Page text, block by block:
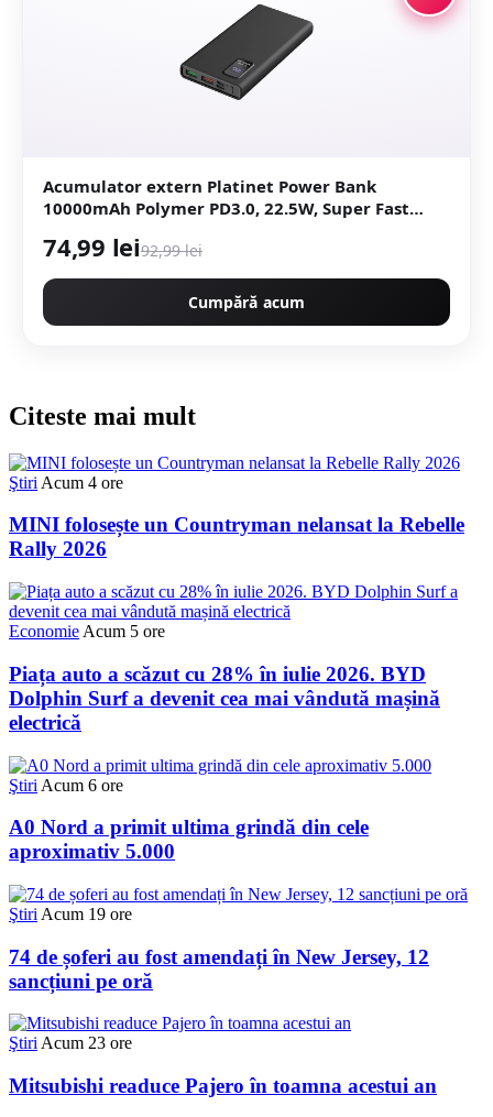
Acumulator extern Platinet Power Bank
10000mAh Polymer PD3.0, 22.5W, Super Fast
MicroUSB, USB Type-C (Negru)
74,99 lei92,99 lei
Cumpără acum
Citeste mai mult
Ştiri Acum 4 ore
MINI folosește un Countryman nelansat la Rebelle
Rally 2026
Economie Acum 5 ore
Piața auto a scăzut cu 28% în iulie 2026. BYD
Dolphin Surf a devenit cea mai vândută mașină
electrică
Ştiri Acum 6 ore
A0 Nord a primit ultima grindă din cele
aproximativ 5.000
Ştiri Acum 19 ore
74 de șoferi au fost amendați în New Jersey, 12
sancțiuni pe oră
ŞtiriAcum 23 ore
Mitsubishi readuce Pajero în toamna acestui an